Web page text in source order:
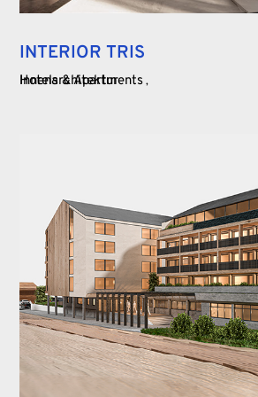
INTERIOR TRIS
Hotels & Apartments
Innenarchitektur